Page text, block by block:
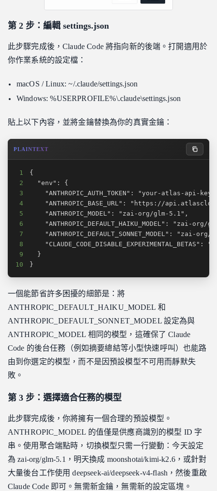
第 2 步：編輯 settings.json
此步驟完成後，Claude Code 將指向新的後端。打開適用於
你作業系統的設定檔：
macOS / Linux: ~/.claude/settings.json
Windows: %USERPROFILE%\.claude\settings.json
貼上以下內容，並將金鑰替換為你的真實金鑰：
PLAINTEXT
1
2
3
4
5
6
7
8
9
10
}
一個能節省許多困擾的細節是：將
ANTHROPIC_DEFAULT_HAIKU_MODEL 和
ANTHROPIC_DEFAULT_SONNET_MODEL 設定為與
ANTHROPIC_MODEL 相同的模型，這確保了 Claude
Code 的後台任務（例如摘要總結等小型快速呼叫）也能路
由到你選定的模型，而不是因預設模型不可用而靜默失
敗。
第 3 步：選擇適合任務的模型
此步驟完成後，你將擁有一個合理的預設模型。
ANTHROPIC_MODEL 的值僅是供應商識別的模型 ID 字
串。使用聚合端點時，切換模型只需一行變動：今天設定
為 zai-org/glm-5.1，明天換成 moonshotai/kimi-k2.6，或針對
大量後台工作使用 deepseek-ai/deepseek-v4-flash，然後重啟
Claude Code 即可。無需新金鑰，無需新的設定區塊。